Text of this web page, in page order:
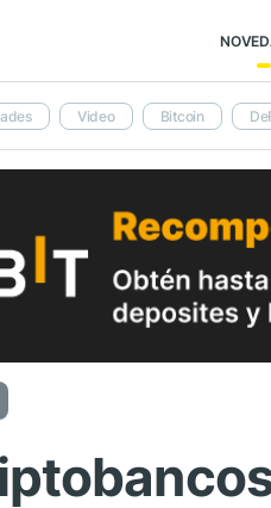
Video Bitcoin